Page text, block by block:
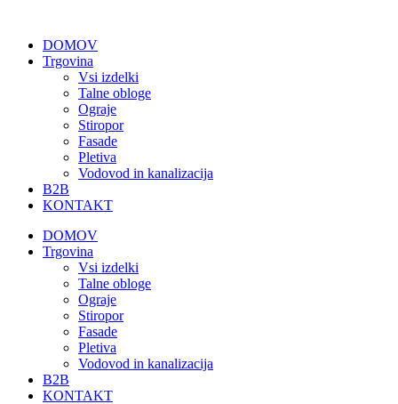
contentDOMOV
Trgovina
Vsi izdelki
Talne obloge
Ograje
Stiropor
Fasade
Pletiva
Vodovod in kanalizacija
B2B
KONTAKT
DOMOV
Trgovina
Vsi izdelki
Talne obloge
Ograje
Stiropor
Fasade
Pletiva
Vodovod in kanalizacija
B2B
KONTAKT